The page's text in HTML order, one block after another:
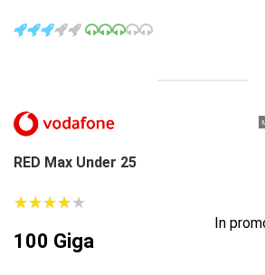
RED Max Under 25
★★★★★
★★★★★
100 Giga
In